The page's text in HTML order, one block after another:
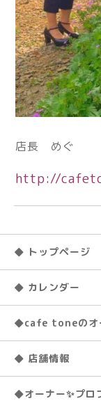
店長 めぐ
http://
◆ トップページ
◆ カレンダー
◆cafe toneのオ
◆ 店舗情報
◆オーナー✨プロ